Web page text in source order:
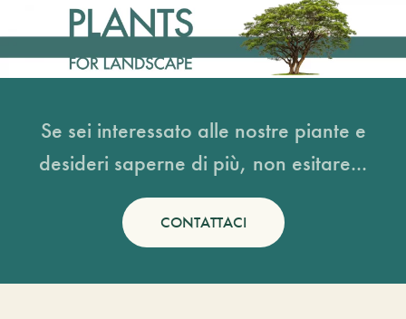
Se sei interessato alle nostre piante e
desideri saperne di più, non esitare...
CONTATTACI